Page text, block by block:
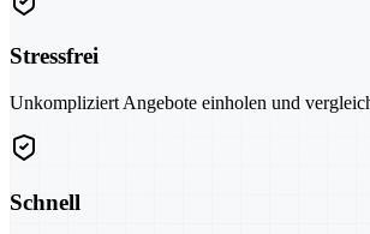
Stressfrei
Unkompliziert Angebote einholen und
Schnell